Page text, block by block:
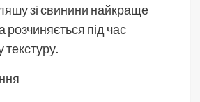
зі свинини найкраще
під час
текстуру.